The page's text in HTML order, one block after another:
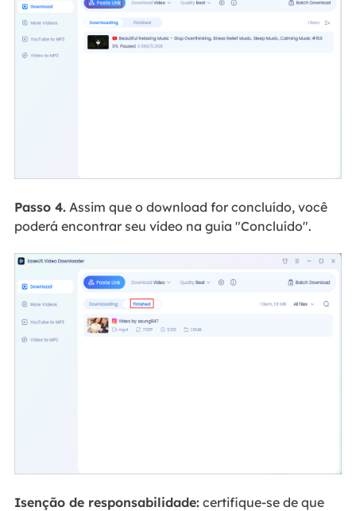
Passo 4.Assim que o download for concluído, você
poderá encontrar seu vídeo na guia "Concluído".
Isenção de responsabilidade:certifique-se de que